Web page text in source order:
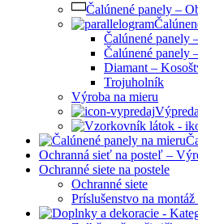
Čalúnené panely –
Čalúnené panely
Čalúnené panely
Diamant –
Trojuholník
Výroba na mieru
Ochranná sieť na posteľ –
Ochranné siete na postele
Ochranné siete
Príslušenstvo na montáž